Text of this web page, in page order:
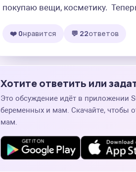
покупаю вещи, косметику.
❤️ 0нравится 💬 22ответов
Хотите ответить или
Это обсуждение идёт в приложении
беременных и мам. Скачайте, чтобы
мам.